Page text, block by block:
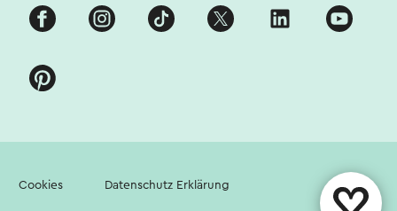
Cookies Datenschutz Erklärung